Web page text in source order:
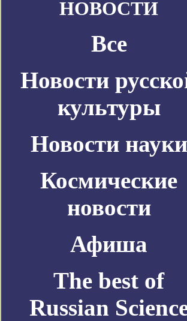
НОВОСТИ
Все
Новости
культуры
Новости науки
Космические
новости
Афиша
The best of
Russian